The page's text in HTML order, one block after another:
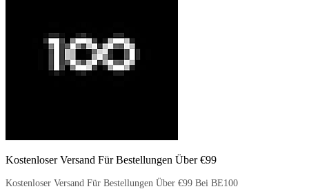
Kostenloser Versand Für Bestellungen Über €99
Kostenloser Versand Für Bestellungen Über €99 Bei BE100